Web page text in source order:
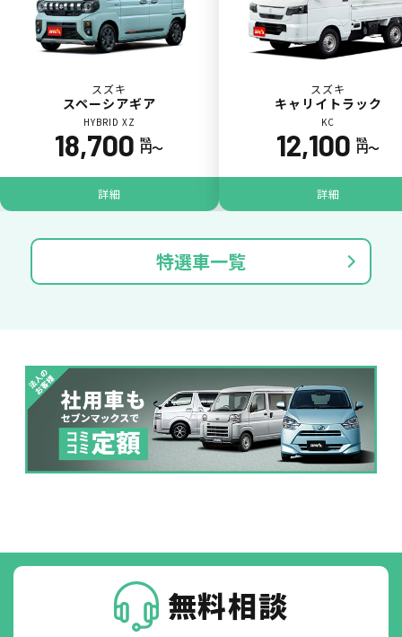
落書き
いたずら
バンパー
破損
※たすカッターをご利用頂く場合、免責金額が１回あたり5,000円
掛かります。
たすカッター３詳細
スズキ
スペーシアギア
HYBRID XZ
18,700 税込
円〜
詳細
スズキ
キャリイトラック
KC
12,100 税込
円〜
詳細
特選車一覧
無料相談